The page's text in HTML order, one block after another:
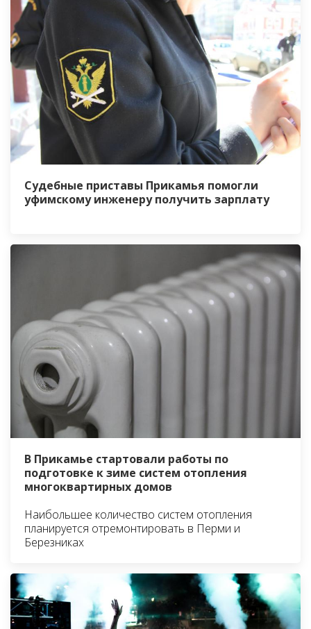
Судебные приставы Прикамья помогли
уфимскому инженеру получить зарплату
В Прикамье стартовали работы по
подготовке к зиме систем отопления
многоквартирных домов
Наибольшее количество систем отопления
планируется отремонтировать в Перми и
Березниках